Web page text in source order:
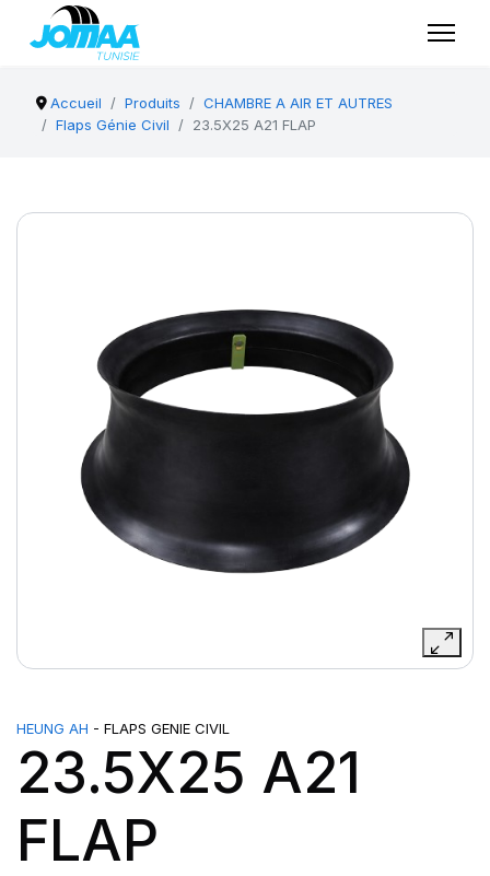
Accueil Produits
CHAMBRE A AIR ET AUTRES
Flaps Génie Civil
23.5X25 A21 FLAP
HEUNG AH - FLAPS GENIE CIVIL
23.5X25 A21
FLAP